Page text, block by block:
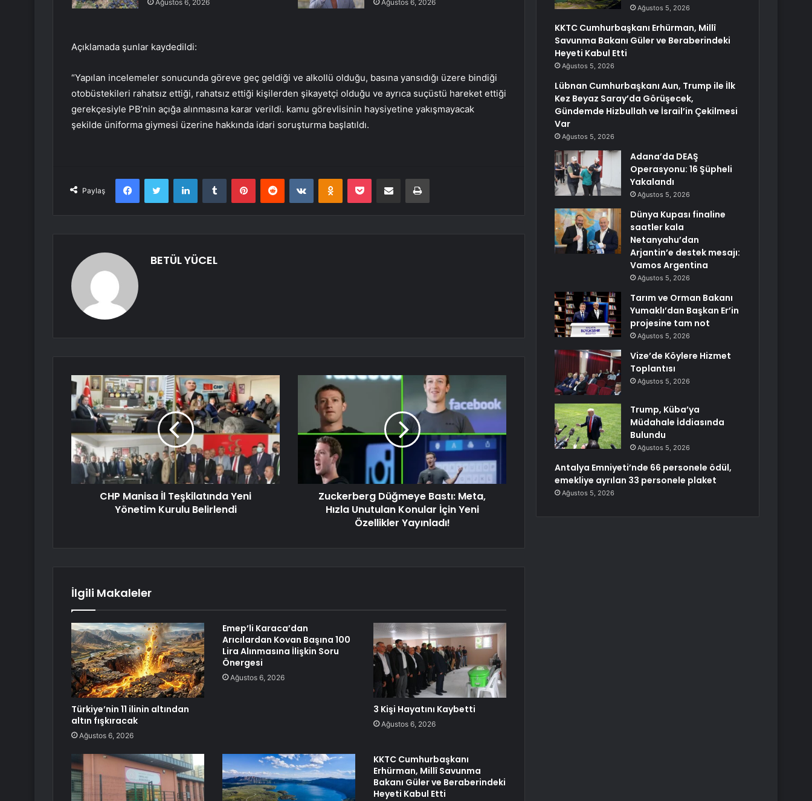
Ağustos 6, 2026 Ağustos 6, 2026
Açıklamada şunlar kaydedildi:
“Yapılan incelemeler sonucunda göreve geç geldiği ve alkollü olduğu, basına yansıdığı üzere bindiği
otobüstekileri rahatsız ettiği, rahatsız ettiği kişilerden şikayetçi olduğu ve ayrıca suçüstü hareket ettiği
gerekçesiyle PB’nin açığa alınmasına karar verildi. kamu görevlisinin haysiyetine yakışmayacak
şekilde üniforma giymesi üzerine hakkında idari soruşturma başlatıldı.
Paylaş
FacebookTwitter LinkedInTumblr PinterestReddit VKontakteOdnoklassniki
Pocket E-Posta ile paylaş Yazdır
BETÜL YÜCEL
CHP Manisa İl Teşkilatında Yeni
Yönetim Kurulu Belirlendi
Zuckerberg Düğmeye Bastı: Meta,
Hızla Unutulan Konular İçin Yeni
Özellikler Yayınladı!
İlgili Makaleler
Türkiye’nin 11 ilinin altından
altın fışkıracak
Ağustos 6, 2026
Emep’li Karaca’dan
Arıcılardan Kovan Başına 100
Lira Alınmasına İlişkin Soru
Önergesi
Ağustos 6, 2026
3 Kişi Hayatını Kaybetti
Ağustos 6, 2026
KKTC Cumhurbaşkanı
Erhürman, Millî Savunma
Bakanı Güler ve Beraberindeki
Heyeti Kabul Etti
Ağustos 5, 2026
KKTC Cumhurbaşkanı Erhürman, Millî
Savunma Bakanı Güler ve Beraberindeki
Heyeti Kabul Etti
Ağustos 5, 2026
Lübnan Cumhurbaşkanı Aun, Trump ile İlk
Kez Beyaz Saray’da Görüşecek,
Gündemde Hizbullah ve İsrail’in Çekilmesi
Var
Ağustos 5, 2026
Adana’da DEAŞ
Operasyonu: 16 Şüpheli
Yakalandı
Ağustos 5, 2026
Dünya Kupası finaline
saatler kala
Netanyahu’dan
Arjantin’e destek mesajı:
Vamos Argentina
Ağustos 5, 2026
Tarım ve Orman Bakanı
Yumaklı’dan Başkan Er’in
projesine tam not
Ağustos 5, 2026
Vize’de Köylere Hizmet
Toplantısı
Ağustos 5, 2026
Trump, Küba’ya
Müdahale İddiasında
Bulundu
Ağustos 5, 2026
Antalya Emniyeti’nde 66 personele ödül,
emekliye ayrılan 33 personele plaket
Ağustos 5, 2026